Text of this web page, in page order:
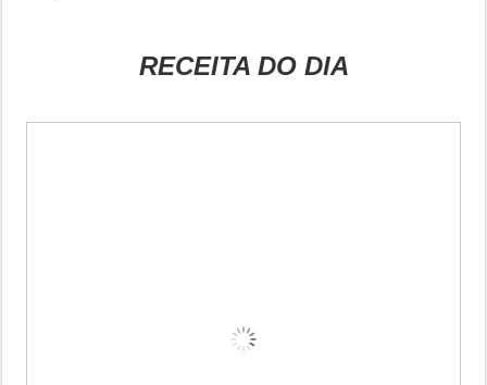
RECEITA DO DIA